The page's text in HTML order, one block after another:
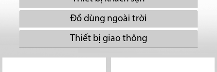
Đồ dùng ngoài trời
Thiết bị giao thông